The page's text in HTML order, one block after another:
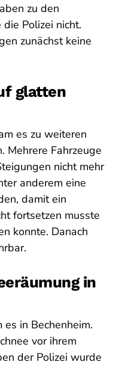
zu den
Polizei nicht.
zunächst keine
glatten
es zu weiteren
Mehrere Fahrzeuge
nicht mehr
anderem eine
damit ein
fortsetzen musste
konnte. Danach
in
in Bechenheim.
vor ihrem
der Polizei wurde